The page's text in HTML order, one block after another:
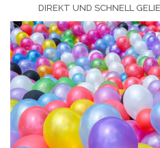
IREKT UND SCHNELL